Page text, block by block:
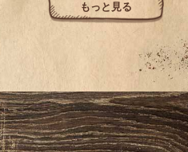
もっと見る